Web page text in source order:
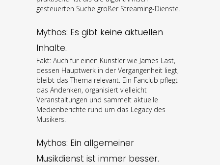
gesteuerten Suche großer Streaming-Dienste.
Mythos: Es gibt keine aktuellen
Inhalte.
Fakt: Auch für einen Künstler wie James Last,
dessen Hauptwerk in der Vergangenheit liegt,
bleibt das Thema relevant. Ein Fanclub pflegt
das Andenken, organisiert vielleicht
Veranstaltungen und sammelt aktuelle
Medienberichte rund um das Legacy des
Musikers.
Mythos: Ein allgemeiner
Musikdienst ist immer besser.